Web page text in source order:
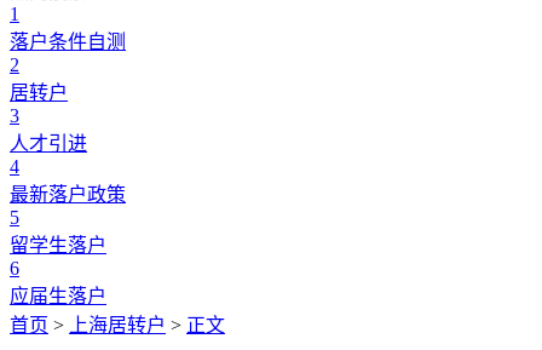
1
落户条件自测
2
居转户
3
人才引进
4
最新落户政策
5
留学生落户
6
应届生落户
首页 > 上海居转户 > 正文